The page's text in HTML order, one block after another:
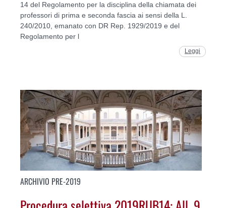
14 del Regolamento per la disciplina della chiamata dei
professori di prima e seconda fascia ai sensi della L.
240/2010, emanato con DR Rep. 1929/2019 e del
Regolamento per l
Leggi
ARCHIVIO PRE-2019